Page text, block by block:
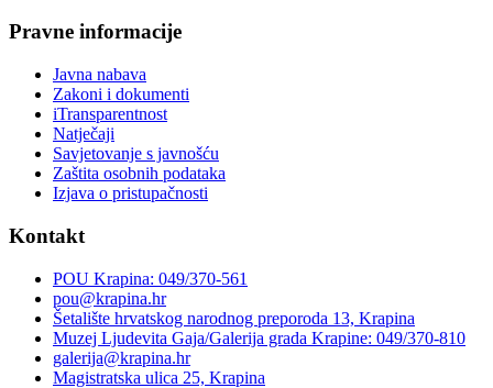
Pravne informacije
Javna nabava
Zakoni i dokumenti
iTransparentnost
Natječaji
Savjetovanje s javnošću
Zaštita osobnih podataka
Izjava o pristupačnosti
Kontakt
POU Krapina: 049/370-561
pou@krapina.hr
Šetalište hrvatskog narodnog preporoda 13, Krapina
Muzej Ljudevita Gaja/Galerija grada Krapine: 049/370-810
galerija@krapina.hr
Magistratska ulica 25, Krapina